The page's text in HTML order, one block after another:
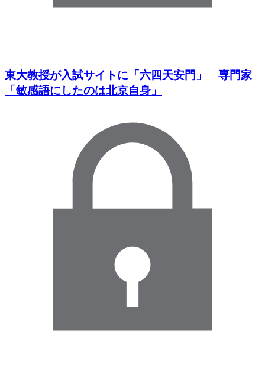
東大教授が入試サイトに「六四天安門」 専門家
「敏感語にしたのは北京自身」